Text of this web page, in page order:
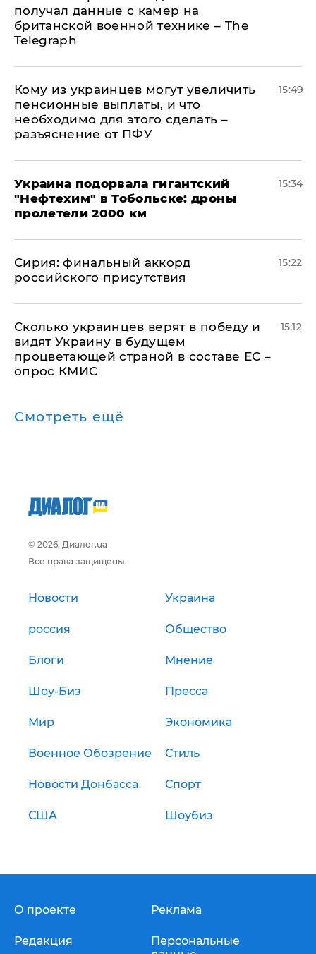
получал данные с камер на
британской военной технике – The
Telegraph
Кому из украинцев могут увеличить
пенсионные выплаты, и что
необходимо для этого сделать –
разъяснение от ПФУ
15:49
Украина подорвала гигантский
"Нефтехим" в Тобольске: дроны
пролетели 2000 км
15:34
​Сирия: финальный аккорд
российского присутствия
15:22
Сколько украинцев верят в победу и
видят Украину в будущем
процветающей страной в составе ЕС –
опрос КМИС
15:12
Смотреть ещё
© 2026, Диалог.ua
Все права защищены.
Новости Украина
россия Общество
Блоги Мнение
Шоу-Биз Пресса
Мир Экономика
Военное Обозрение Стиль
Новости Донбасса Спорт
США Шоубиз
О проекте
Редакция
Реклама
Персональные